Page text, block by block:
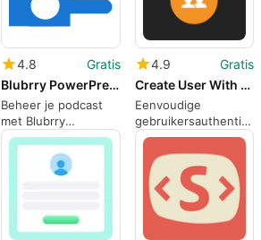
4.8
Gratis
Blubrry PowerPress Podcasting plugin MultiSite add-on
Beheer je podcast
met Blubrry
PowerPress
4.9
Gratis
Create User With Password Multisite
Eenvoudige
voor WordPress
Multisite